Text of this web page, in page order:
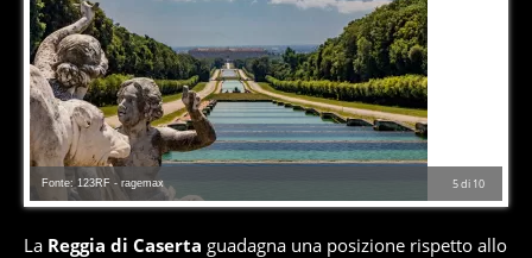
5di 10
Fonte: 123RF - ragemax
La Reggia di Caserta guadagna una posizione rispetto allo